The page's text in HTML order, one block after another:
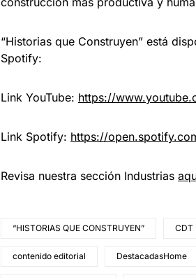
“Historias que Construyen” está
Spotify:
Link YouTube: https://
Link Spotify: https://
Revisa nuestra sección Industrias
“HISTORIAS QUE CONSTRUYEN” CDT
contenido editorial DestacadasHome